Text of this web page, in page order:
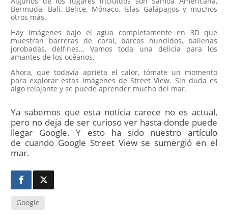
Bermuda, Bali, Belice, Mónaco, Islas Galápagos y muchos
otros más.
Hay imágenes bajo el agua completamente en 3D que
muestran barreras de coral, barcos hundidos, ballenas
jorobadas, delfines… Vamos toda una delicia para los
amantes de los océanos.
Ahora, que todavía aprieta el calor, tómate un momento
para explorar estas imágenes de Street View. Sin duda es
algo relajante y se puede aprender mucho del mar.
Ya sabemos que esta noticia carece no es actual,
pero no deja de ser curioso ver hasta donde puede
llegar Google. Y esto ha sido nuestro artículo
de cuando Google Street View se sumergió en el
mar.
Google